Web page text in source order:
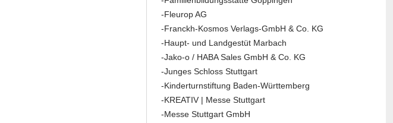
-Fleurop AG
-Franckh-Kosmos Verlags-GmbH & Co. KG
-Haupt- und Landgestüt Marbach
-Jako-o / HABA Sales GmbH & Co. KG
-Junges Schloss Stuttgart
-Kinderturnstiftung Baden-Württemberg
-KREATIV | Messe Stuttgart
-Messe Stuttgart GmbH